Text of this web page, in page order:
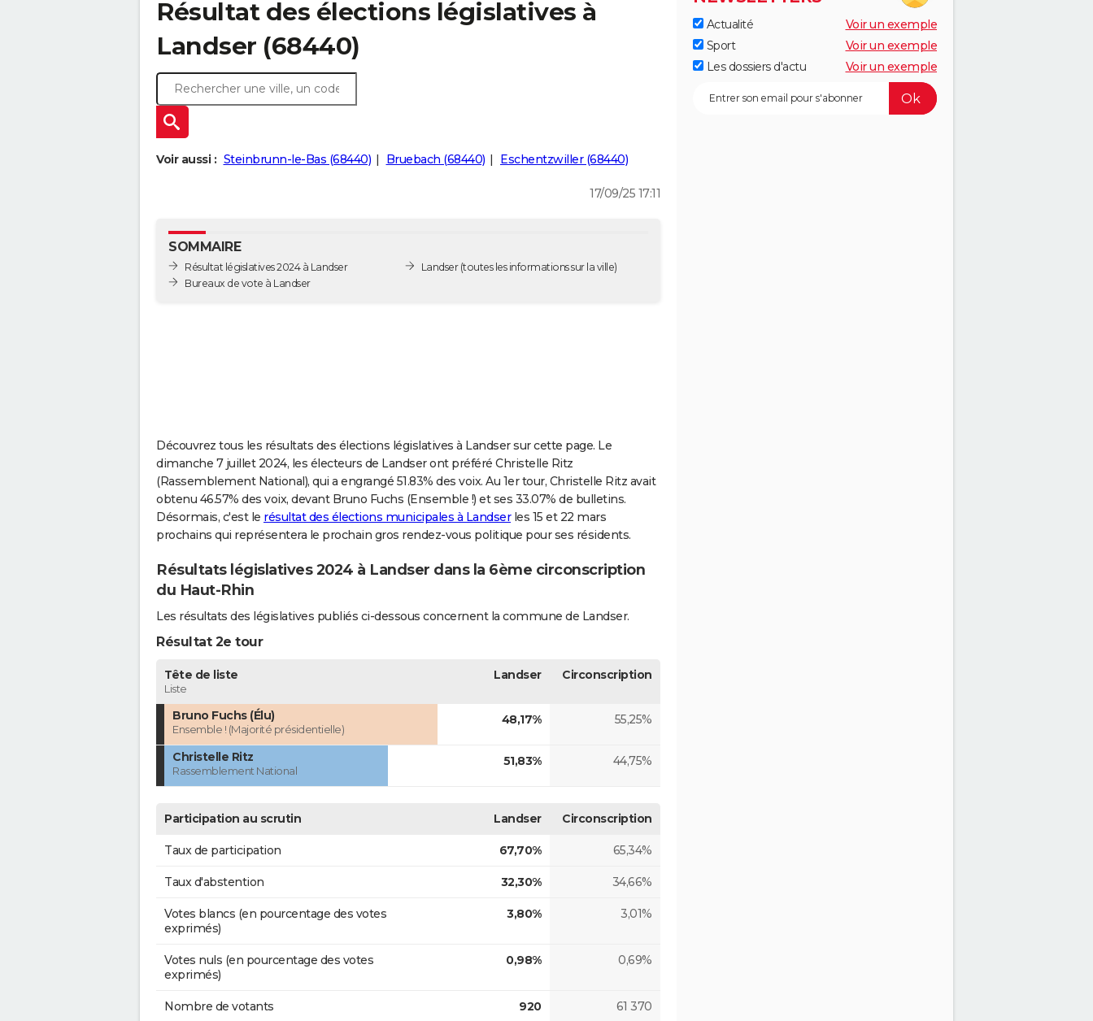
Résultat des élections législatives à
Landser (68440)
Voir aussi : Steinbrunn-le-Bas (68440) Bruebach (68440) Eschentzwiller (68440)
17/09/25 17:11
SOMMAIRE
Résultat législatives 2024 à Landser
Bureaux de vote à Landser
Landser(toutes les informations sur la ville)
Découvrez tous les résultats des élections législatives à Landser sur cette page. Le
dimanche 7 juillet 2024, les électeurs de Landser ont préféré Christelle Ritz
(Rassemblement National), qui a engrangé 51.83% des voix. Au 1er tour, Christelle Ritz avait
obtenu 46.57% des voix, devant Bruno Fuchs (Ensemble !) et ses 33.07% de bulletins.
Désormais, c'est le résultat des élections municipales à Landserles 15 et 22 mars
prochains qui représentera le prochain gros rendez-vous politique pour ses résidents.
Résultats législatives 2024 à Landser dans la 6ème circonscription
du Haut-Rhin
Les résultats des législatives publiés ci-dessous concernent la commune de Landser.
Résultat 2e tour
Tête de liste
Liste
Landser Circonscription
Bruno Fuchs (Élu)
Ensemble ! (Majorité présidentielle)
48,17% 55,25%
Christelle Ritz
Rassemblement National
51,83% 44,75%
Participation au scrutin Landser Circonscription
Taux de participation 67,70% 65,34%
Taux d'abstention 32,30% 34,66%
Votes blancs (en pourcentage des votes
exprimés)
3,80% 3,01%
Votes nuls (en pourcentage des votes
exprimés)
0,98% 0,69%
Nombre de votants 920 61 370
Actualité
Voir un exemple
Sport
Voir un exemple
Les dossiers d'actu
Voir un exemple